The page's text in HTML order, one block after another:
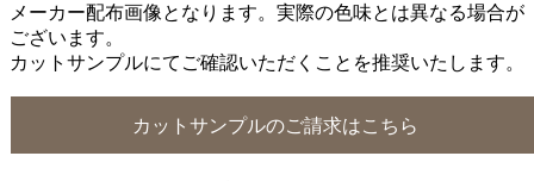
メーカー配布画像となります。実際の色味とは異なる場合が
ございます。
カットサンプルにてご確認いただくことを推奨いたします。
カットサンプルのご請求はこちら